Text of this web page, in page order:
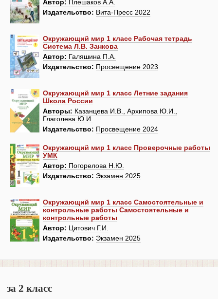
Автор: Плешаков А.А.
Издательство: Вита-Пресс 2022
Окружающий мир 1 класс Рабочая тетрадь
Система Л.В. Занкова
Автор: Галяшина П.А.
Издательство: Просвещение 2023
Окружающий мир 1 класс Летние задания
Школа России
Авторы: Казанцева И.В., Архипова Ю.И.,
Глаголева Ю.И.
Издательство: Просвещение 2024
Окружающий мир 1 класс Проверочные работы
УМК
Автор: Погорелова Н.Ю.
Издательство: Экзамен 2025
Окружающий мир 1 класс Самостоятельные и
контрольные работы Самостоятельные и
контрольные работы
Автор: Цитович Г.И.
Издательство: Экзамен 2025
за 2 класс